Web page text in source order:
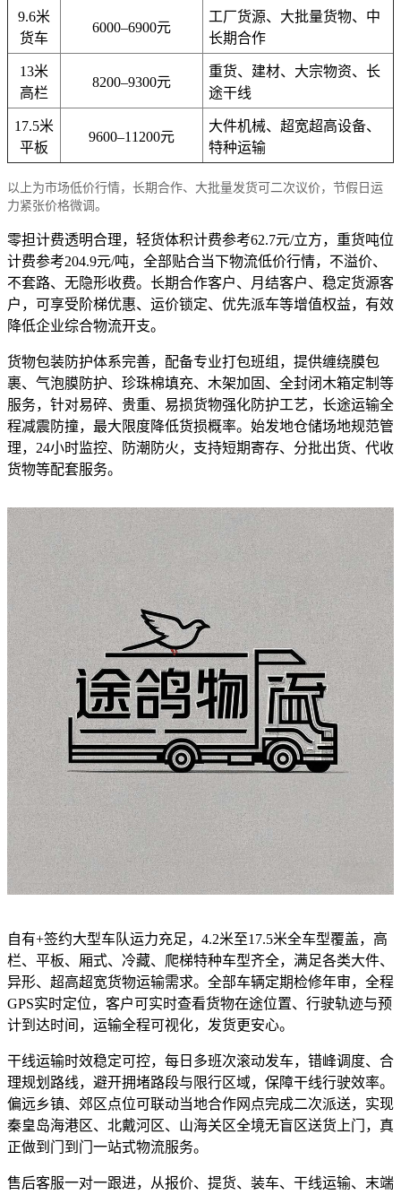
9.6米
货车
6000–6900元
工厂货源、大批量货物、中
长期合作
13米
高栏
8200–9300元
重货、建材、大宗物资、长
途干线
17.5米
平板
9600–11200元
大件机械、超宽超高设备、
特种运输
以上为市场低价行情，长期合作、大批量发货可二次议价，节假日运
力紧张价格微调。
零担计费透明合理，轻货体积计费参考62.7元/立方，重货吨位
计费参考204.9元/吨，全部贴合当下物流低价行情，不溢价、
不套路、无隐形收费。长期合作客户、月结客户、稳定货源客
户，可享受阶梯优惠、运价锁定、优先派车等增值权益，有效
降低企业综合物流开支。
货物包装防护体系完善，配备专业打包班组，提供缠绕膜包
裹、气泡膜防护、珍珠棉填充、木架加固、全封闭木箱定制等
服务，针对易碎、贵重、易损货物强化防护工艺，长途运输全
程减震防撞，最大限度降低货损概率。始发地仓储场地规范管
理，24小时监控、防潮防火，支持短期寄存、分批出货、代收
货物等配套服务。
自有+签约大型车队运力充足，4.2米至17.5米全车型覆盖，高
栏、平板、厢式、冷藏、爬梯特种车型齐全，满足各类大件、
异形、超高超宽货物运输需求。全部车辆定期检修年审，全程
GPS实时定位，客户可实时查看货物在途位置、行驶轨迹与预
计到达时间，运输全程可视化，发货更安心。
干线运输时效稳定可控，每日多班次滚动发车，错峰调度、合
理规划路线，避开拥堵路段与限行区域，保障干线行驶效率。
偏远乡镇、郊区点位可联动当地合作网点完成二次派送，实现
秦皇岛海港区、北戴河区、山海关区全境无盲区送货上门，真
正做到门到门一站式物流服务。
售后客服一对一跟进，从报价、提货、装车、干线运输、末端